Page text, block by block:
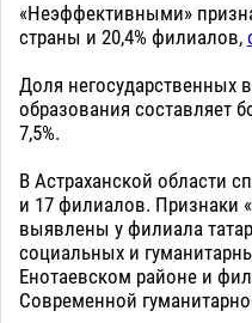
«Неэффективными»
страны и 20,4% филиалов,
Доля негосударственных
образования составляет
7,5%.
В Астраханской области
и 17 филиалов. Признаки
выявлены у филиала
социальных и
Енотаевском районе и
Современной